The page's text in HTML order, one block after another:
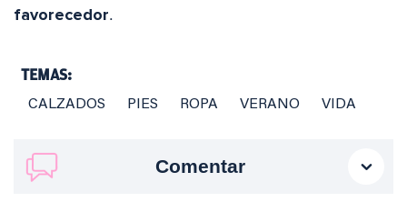
favorecedor.
TEMAS:
CALZADOS PIES ROPA VERANO VIDA
Comentar